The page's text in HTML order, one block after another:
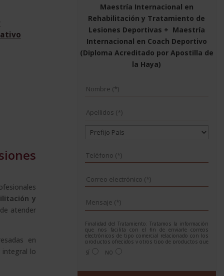
(Diploma
Acreditado
Apostilla
de
cantidad
y
atender
en
integral lo
Maestría Internacional en
Rehabilitación y Tratamiento de
Lesiones Deportivas + Maestría
Internacional en Coach Deportivo
(Diploma Acreditado por Apostilla de
la Haya)
Finalidad del Tratamiento: Tratamos la información
que nos facilita con el fin de enviarle correos
electrónicos de tipo comercial relacionado con los
productos ofrecidos y otros tipo de productos que
fueran de su interés.
Legitimación del tratamiento: Consentimiento del
identificándose suficientemente, dirigiéndose a la
SÍ NO